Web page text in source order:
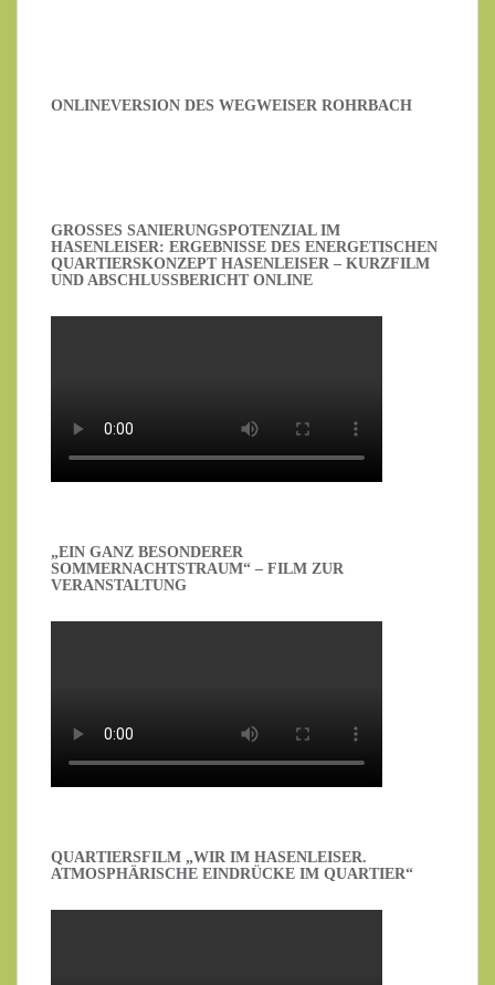
ONLINEVERSION DES WEGWEISER ROHRBACH
GROSSES SANIERUNGSPOTENZIAL IM H
ASENLEISER: ERGEBNISSE DES ENERGETISCHEN Q
UARTIERSKONZEPT HASENLEISER – KURZFILM U
ND ABSCHLUSSBERICHT ONLINE
„EIN GANZ BESONDERER
SOMMERNACHTSTRAUM“ – FILM ZUR
VERANSTALTUNG
QUARTIERSFILM „WIR IM HASENLEISER.
ATMOSPHÄRISCHE EINDRÜCKE IM QUARTIER“